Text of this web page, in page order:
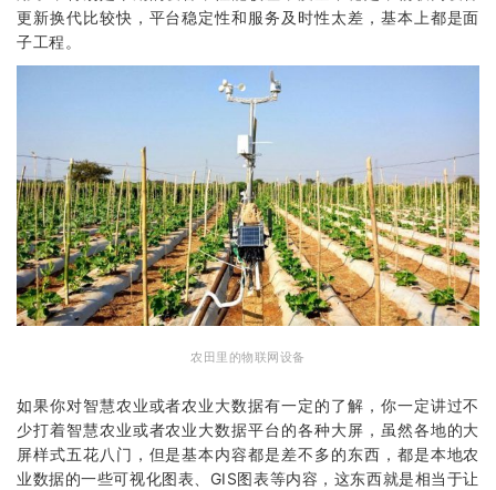
更新换代比较快，平台稳定性和服务及时性太差，基本上都是面
子工程。
农田里的物联网设备
如果你对智慧农业或者农业大数据有一定的了解，你一定讲过不
少打着智慧农业或者农业大数据平台的各种大屏，虽然各地的大
屏样式五花八门，但是基本内容都是差不多的东西，都是本地农
业数据的一些可视化图表、GIS图表等内容，这东西就是相当于让